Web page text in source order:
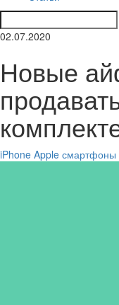
02.07.2020
Новые
iPhone Apple смартфоны